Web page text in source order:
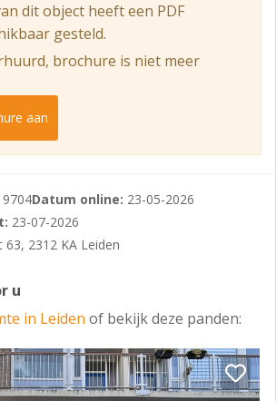
te opteren voor een met BTW
huur, eventuele servicekosten en de
omzetbelasting vindt elke 3
op basis van de wijziging van
volgens de
dit object heeft een PDF
gesteld.
brochure is niet meer
aan
Datum online: 23-05-2026
23-07-2026
63, 2312 KA Leiden
u
in Leiden of bekijk deze panden: